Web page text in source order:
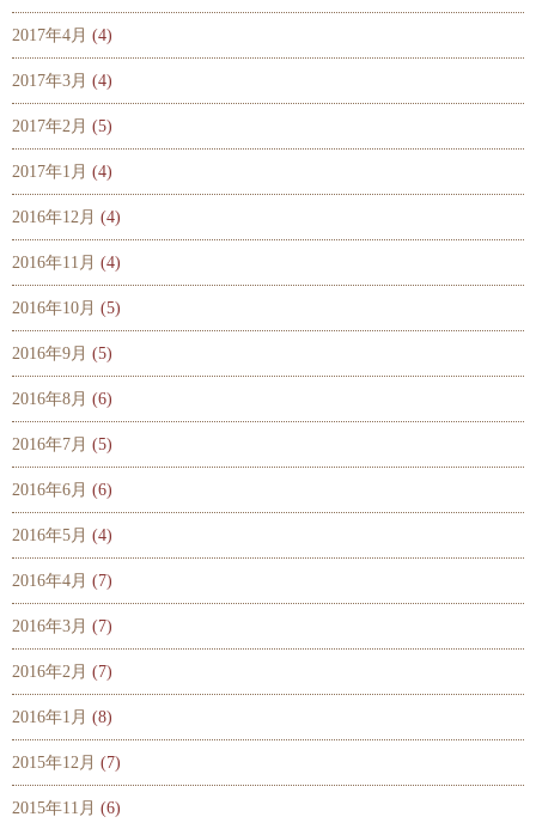
2017年4月 (4)
2017年3月 (4)
2017年2月 (5)
2017年1月 (4)
2016年12月 (4)
2016年11月 (4)
2016年10月 (5)
2016年9月 (5)
2016年8月 (6)
2016年7月 (5)
2016年6月 (6)
2016年5月 (4)
2016年4月 (7)
2016年3月 (7)
2016年2月 (7)
2016年1月 (8)
2015年12月 (7)
2015年11月 (6)